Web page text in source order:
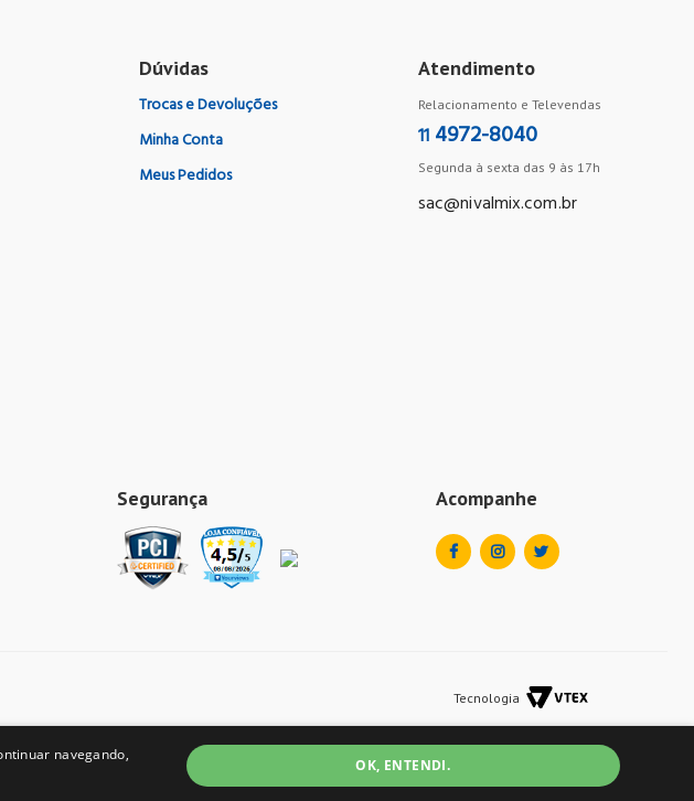
mapa
Dúvidas
Trocas e Devoluções
Minha Conta
Meus Pedidos
Atendimento
Relacionamento e Televendas
114972-8040
Segunda à sexta das 9 às 17h
sac@nivalmix.com.br
Segurança Acompanhe
Tecnologia
navegando,
OK, ENTENDI.